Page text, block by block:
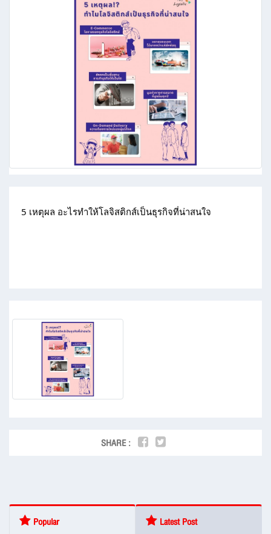
5 เหตุผล อะไรทำให้โลจิสติกส์เป็นธุรกิจที่น่าสนใจ
SHARE :
Popular Latest Post